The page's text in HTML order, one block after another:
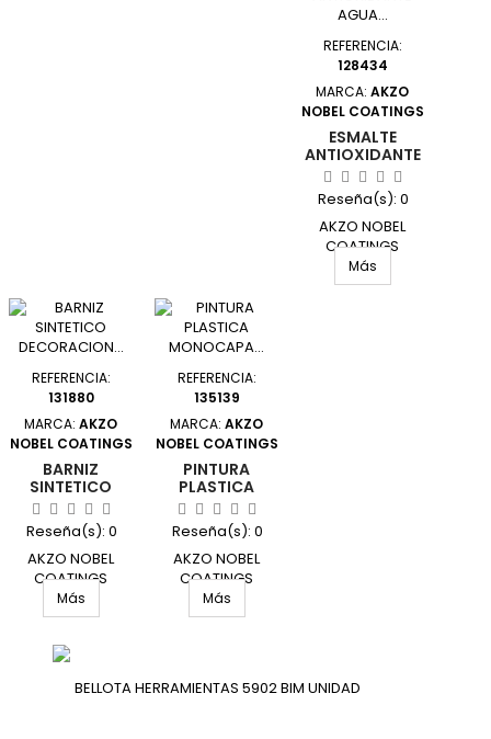
REFERENCIA:
128434
MARCA: AKZO
NOBEL COATINGS
ESMALTE
ANTIOXIDANTE
AGUA OXIRON
LISO EFECTO
FORJA 2,5 L
NEG
Reseña(s): 0
AKZO NOBEL
COATINGS
01E420425/5805950
UNIDAD
Más
REFERENCIA:
131880
MARCA: AKZO
NOBEL COATINGS
BARNIZ
SINTETICO
DECORACION
SATINADO 250
ML WENGUE
TITANLUX
Reseña(s): 0
AKZO NOBEL
COATINGS
M11100714/5809413
UNIDAD
Más
REFERENCIA:
135139
MARCA: AKZO
NOBEL COATINGS
PINTURA
PLASTICA
MONOCAPA
COLORES DEL
MUNDO MATE
750 ML PATA
Reseña(s): 0
AKZO NOBEL
COATINGS
5160743 UNIDAD
Más
BELLOTA HERRAMIENTAS 5902 BIM UNIDAD